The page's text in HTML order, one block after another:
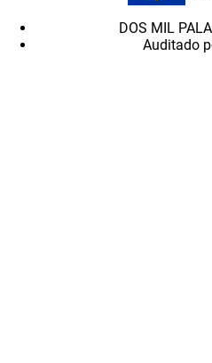
DOS MIL
Auditado